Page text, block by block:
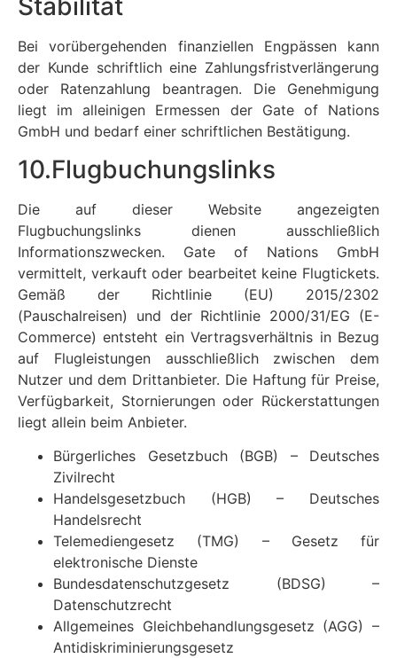
Stabilität
Bei vorübergehenden finanziellen Engpässen kann
der Kunde schriftlich eine Zahlungsfristverlängerung
oder Ratenzahlung beantragen. Die Genehmigung
liegt im alleinigen Ermessen der Gate of Nations
GmbH und bedarf einer schriftlichen Bestätigung.
10.Flugbuchungslinks
Die auf dieser Website angezeigten
Flugbuchungslinks dienen ausschließlich
Informationszwecken. Gate of Nations GmbH
vermittelt, verkauft oder bearbeitet keine Flugtickets.
Gemäß der Richtlinie (EU) 2015/2302
(Pauschalreisen) und der Richtlinie 2000/31/EG (E-
Commerce) entsteht ein Vertragsverhältnis in Bezug
auf Flugleistungen ausschließlich zwischen dem
Nutzer und dem Drittanbieter. Die Haftung für Preise,
Verfügbarkeit, Stornierungen oder Rückerstattungen
liegt allein beim Anbieter.
Bürgerliches Gesetzbuch (BGB) – Deutsches
Zivilrecht
Handelsgesetzbuch (HGB) – Deutsches
Handelsrecht
Telemediengesetz (TMG) – Gesetz für
elektronische Dienste
Bundesdatenschutzgesetz (BDSG) –
Datenschutzrecht
Allgemeines Gleichbehandlungsgesetz (AGG) –
Antidiskriminierungsgesetz